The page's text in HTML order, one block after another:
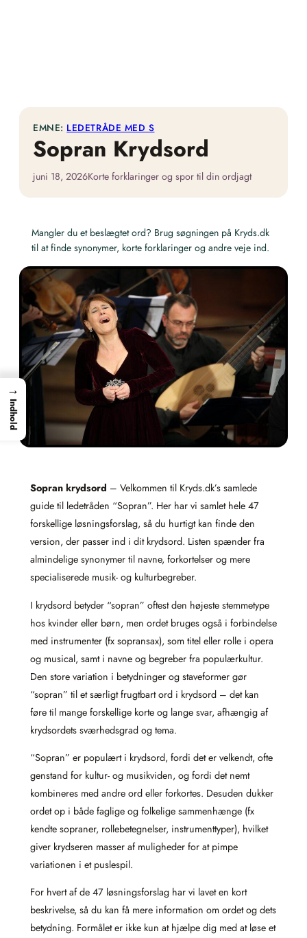
EMNE: LEDETRÅDE MED S
Sopran Krydsord
juni 18, 2026Korte forklaringer og spor til din ordjagt
Mangler du et beslægtet ord? Brug søgningen på Kryds.dk
til at finde synonymer, korte forklaringer og andre veje ind.
Sopran krydsord – Velkommen til Kryds.dk’s samlede
guide til ledetråden “Sopran”. Her har vi samlet hele 47
forskellige løsningsforslag, så du hurtigt kan finde den
version, der passer ind i dit krydsord. Listen spænder fra
almindelige synonymer til navne, forkortelser og mere
specialiserede musik- og kulturbegreber.
I krydsord betyder “sopran” oftest den højeste stemmetype
hos kvinder eller børn, men ordet bruges også i forbindelse
med instrumenter (fx sopransax), som titel eller rolle i opera
og musical, samt i navne og begreber fra populærkultur.
Den store variation i betydninger og staveformer gør
“sopran” til et særligt frugtbart ord i krydsord – det kan
føre til mange forskellige korte og lange svar, afhængig af
krydsordets sværhedsgrad og tema.
“Sopran” er populært i krydsord, fordi det er velkendt, ofte
genstand for kultur- og musikviden, og fordi det nemt
kombineres med andre ord eller forkortes. Desuden dukker
ordet op i både faglige og folkelige sammenhænge (fx
kendte sopraner, rollebetegnelser, instrumenttyper), hvilket
giver krydseren masser af muligheder for at pimpe
variationen i et puslespil.
For hvert af de 47 løsningsforslag har vi lavet en kort
beskrivelse, så du kan få mere information om ordet og dets
betydning. Formålet er ikke kun at hjælpe dig med at løse et
→
Indhold